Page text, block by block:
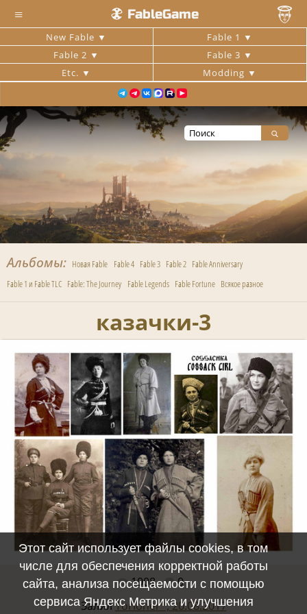
≡ FableGame
New Fable
Fable 1
Fable 2
Fable 3
Etc.
Modding
Альбомы Новая Fable Fable 4 Fable 3 Fable 2 Fable Anniversary
Fable 1 и Fable TLC Fable: The Journey Fable Legends Fable Fortune Всякое разное
казачки-3
Полный размер -3140x2305/ 339.6Kb
1008
0
ЗалилTorionel™, 20.08.2017
Этот сайт использует файлы cookies, в том
числе для обеспечения корректной работы
сайта, анализа посещаемости с помощью
сервиса Яндекс Метрика и улучшения